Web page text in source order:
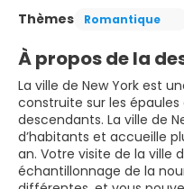
Thèmes
Romantique
À propos de la
La ville de New York est
construite sur les
descendants. La ville de
d’habitants et accueille
an. Votre visite de la ville
échantillonnage de la